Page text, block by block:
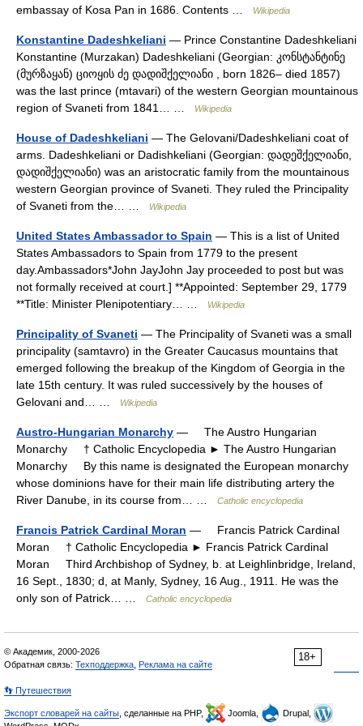
embassay of Kosa Pan in 1686. Contents …
Wikipedia
Konstantine Dadeshkeliani — Prince Constantine Dadeshkeliani
Konstantine (Murzakan) Dadeshkeliani (Georgian: კონსტანტინე
(მურზაყან) ციოყის ძე დადიშქელიანი , born 1826– died 1857)
was the last prince (mtavari) of the western Georgian mountainous
region of Svaneti from 1841… …
Wikipedia
House of Dadeshkeliani — The Gelovani/Dadeshkeliani coat of
arms. Dadeshkeliani or Dadishkeliani (Georgian: დადეშქელიანი,
დადიშქელიანი) was an aristocratic family from the mountainous
western Georgian province of Svaneti. They ruled the Principality
of Svaneti from the… …
Wikipedia
United States Ambassador to Spain — This is a list of United
States Ambassadors to Spain from 1779 to the present
day.Ambassadors*John JayJohn Jay proceeded to post but was
not formally received at court.] **Appointed: September 29, 1779
**Title: Minister Plenipotentiary… …
Wikipedia
Principality of Svaneti — The Principality of Svaneti was a small
principality (samtavro) in the Greater Caucasus mountains that
emerged following the breakup of the Kingdom of Georgia in the
late 15th century. It was ruled successively by the houses of
Gelovani and… …
Wikipedia
Austro-Hungarian Monarchy — The Austro Hungarian
Monarchy † Catholic Encyclopedia ► The Austro Hungarian
Monarchy By this name is designated the European monarchy
whose dominions have for their main life distributing artery the
River Danube, in its course from… …
Catholic encyclopedia
Francis Patrick Cardinal Moran — Francis Patrick Cardinal
Moran † Catholic Encyclopedia ► Francis Patrick Cardinal
Moran Third Archbishop of Sydney, b. at Leighlinbridge, Ireland,
16 Sept., 1830; d, at Manly, Sydney, 16 Aug., 1911. He was the
only son of Patrick… …
Catholic encyclopedia
18+
© Академик, 2000-2026
Обратная связь: Техподдержка Реклама на сайте
👣 Путешествия
Экспорт словарей на сайты , сделанные на PHP, Joomla,
Drupal,